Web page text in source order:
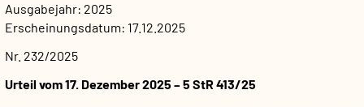
Ausgabejahr 2025
Erscheinungsdatum 17.12.2025
Nr. 232/2025
Urteil vom 17. Dezember 2025 – 5 StR 413/25